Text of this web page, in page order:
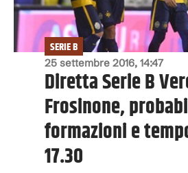
25 settembre 2016, 14:47
SERIE B
Diretta Serie B
Frosinone,
formazioni e
17.30